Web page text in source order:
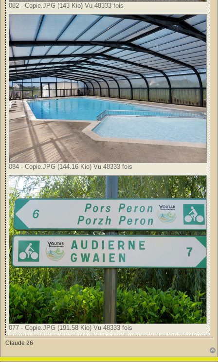
082 - Copie.JPG (143 Kio) Vu 48333 fois
084 - Copie.JPG (144.16 Kio) Vu 48333 fois
077 - Copie.JPG (191.58 Kio) Vu 48333 fois
Claude 26